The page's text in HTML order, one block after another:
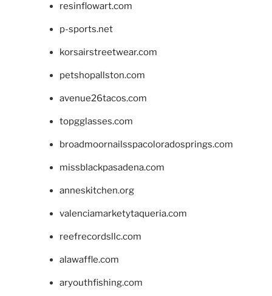
resinflowart.com
p-sports.net
korsairstreetwear.com
petshopallston.com
avenue26tacos.com
topgglasses.com
broadmoornailsspacoloradosprings.com
missblackpasadena.com
anneskitchen.org
valenciamarketytaqueria.com
reefrecordsllc.com
alawaffle.com
aryouthfishing.com